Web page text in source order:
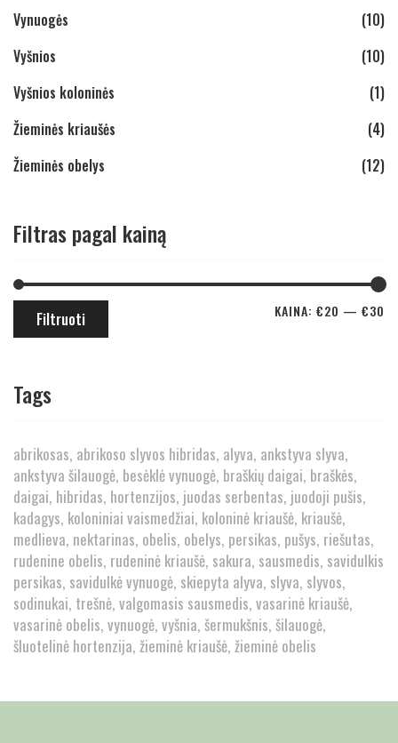
Vynuogės
(10)
Vyšnios
(10)
Vyšnios koloninės
(1)
Žieminės kriaušės
(4)
Žieminės obelys
(12)
Filtras pagal kainą
Filtruoti KAINA: €20 — €30
Tags
abrikosas abrikoso slyvos hibridas alyva ankstyva slyva
ankstyva šilauogė besėklė vynuogė braškių daigai braškės
daigai hibridas hortenzijos juodas serbentas juodoji pušis
kadagys koloniniai vaismedžiai koloninė kriaušė kriaušė
medlieva nektarinas obelis obelys persikas pušys riešutas
rudenine obelis rudeninė kriaušė sakura sausmedis savidulkis
persikas savidulkė vynuogė skiepyta alyva slyva slyvos
sodinukai trešnė valgomasis sausmedis vasarinė kriaušė
vasarinė obelis vynuogė vyšnia šermukšnis šilauogė
šluotelinė hortenzija žieminė kriaušė žieminė obelis